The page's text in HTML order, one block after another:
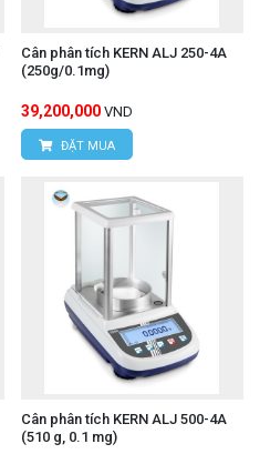
Cân phân tích KERN ALJ 250-4A
(250g/0.1mg)
39,200,000 VND
ĐẶT MUA
Cân phân tích KERN ALJ 500-4A
(510 g, 0.1 mg)